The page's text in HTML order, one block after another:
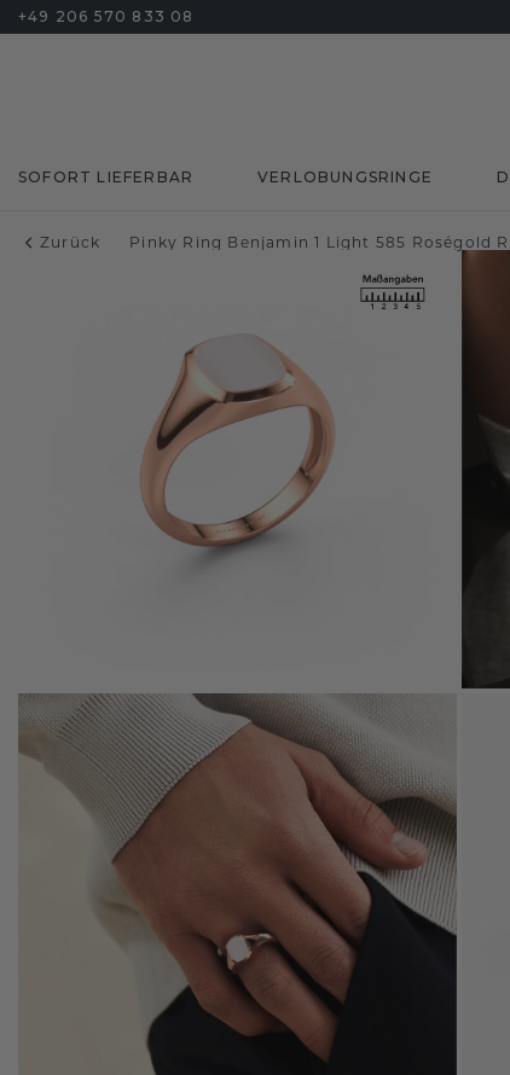
+49 206 570 833 08
SOFORT LIEFERBAR VERLOBUNGSRINGE
Zurück Pinky Ring Benjamin 1 Light 585 Roségold